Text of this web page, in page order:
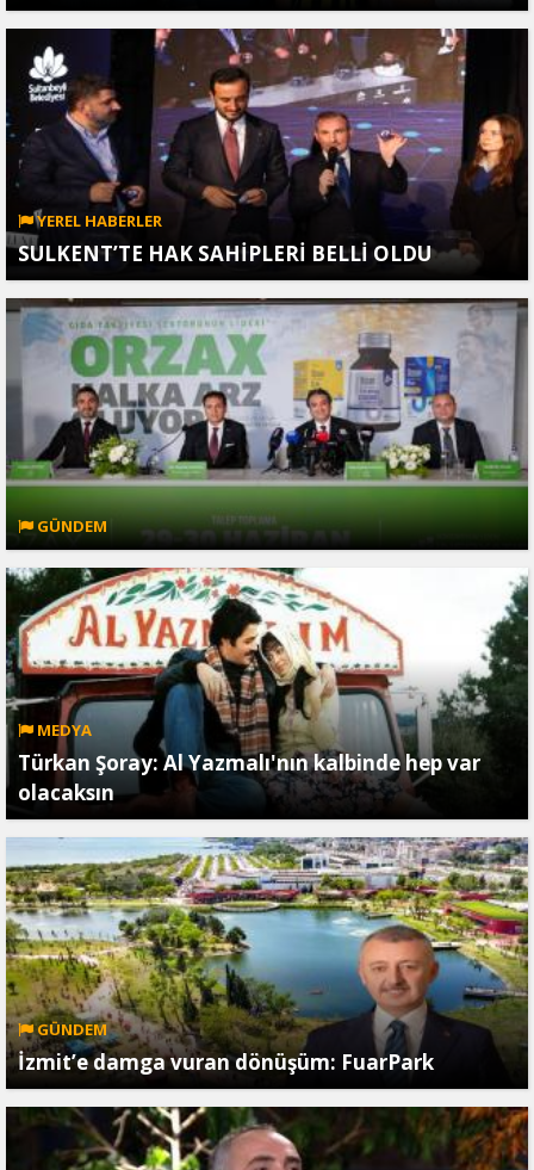
YEREL HABERLER
SULKENT’TE HAK SAHİPLERİ BELLİ OLDU
GÜNDEM
MEDYA
Türkan Şoray: Al Yazmalı'nın kalbinde hep var
olacaksın
GÜNDEM
İzmit’e damga vuran dönüşüm: FuarPark